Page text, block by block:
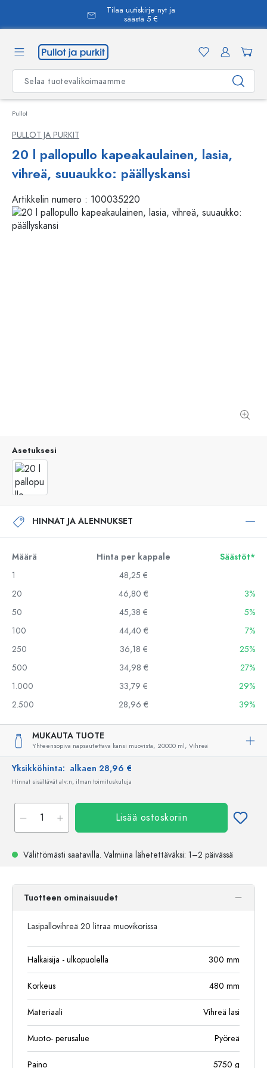
Tilaa uutiskirje nyt ja
säästä 5 €
Pullot
PULLOT JA PURKIT
20 l pallopullo kapeakaulainen, lasia,
vihreä, suuaukko: päällyskansi
Artikkelin numero : 100035220
Asetuksesi
HINNAT JA ALENNUKSET
Määrä Hinta per kappale
Säästöt*
1
48,25 €
20
46,80 €
3%
50
45,38 €
5%
100
44,40 €
7%
250
36,18 €
25%
500
34,98 €
27%
1.000
33,79 €
29%
2.500
28,96 € 39%
MUKAUTA TUOTE
Yhteensopiva napsautettava kansi muovista, 20000 ml, Vihreä
Yksikköhinta: alkaen 28,96 €
Hinnat sisältävät alv:n, ilman toimituskuluja
Lisää ostoskoriin
Välittömästi saatavilla. Valmiina lähetettäväksi: 1–2 päivässä
Tuotteen ominaisuudet
Lasipallovihreä 20 litraa muovikorissa
Halkaisija - ulkopuolella 300 mm
Korkeus 480 mm
Materiaali Vihreä lasi
Muoto- perusalue Pyöreä
Paino 5750 g